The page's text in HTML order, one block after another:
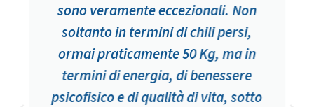
sono veramente eccezionali. Non
soltanto in termini di chili persi,
ormai praticamente 50 Kg, ma in
termini di energia, di benessere
psicofisico e di qualità di vita, sotto